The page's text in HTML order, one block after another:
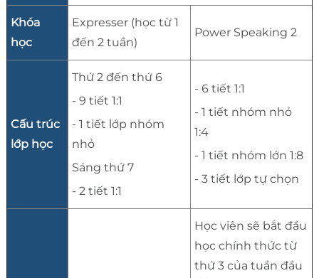
Khóa
học
Expresser (học từ 1
đến 2 tuần)
Power Speaking 2
Cấu trúc
lớp học
Thứ 2 đến thứ 6
- 9 tiết 1:1
- 1 tiết lớp nhóm
nhỏ
Sáng thứ 7
- 2 tiết 1:1
- 6 tiết 1:1
- 1 tiết nhóm nhỏ
1:4
- 1 tiết nhóm lớn 1:8
- 3 tiết lớp tự chọn
Học viên sẽ bắt đầu
học chính thức từ
thứ 3 của tuần đầu